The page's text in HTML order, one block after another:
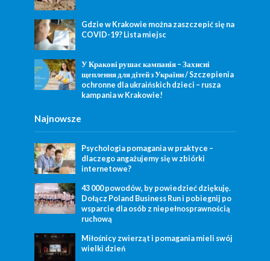
Gdzie w Krakowie można zaszczepić się na
COVID-19? Lista miejsc
У Кракові рушає кампанія – Захисні
щеплення для дітей з України / Szczepienia
ochronne dla ukraińskich dzieci – rusza
kampania w Krakowie!
Najnowsze
Psychologia pomagania w praktyce –
dlaczego angażujemy się w zbiórki
internetowe?
43 000 powodów, by powiedzieć dziękuję.
Dołącz Poland Business Run i pobiegnij po
wsparcie dla osób z niepełnosprawnością
ruchową
Miłośnicy zwierząt i pomagania mieli swój
wielki dzień